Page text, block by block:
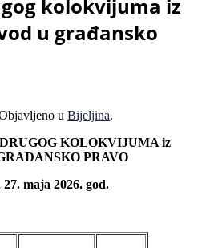
kolokvijuma iz
u građansko
u Bijeljina.
KOLOKVIJUMA iz
PRAVO
maja 2026. god.